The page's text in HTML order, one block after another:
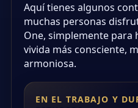
Aquí tienes algunos
muchas personas
One, simplemente para
vivida más consciente,
armoniosa.
EN EL TRABAJO Y